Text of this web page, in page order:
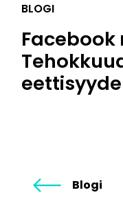
BLOGI
Blogi